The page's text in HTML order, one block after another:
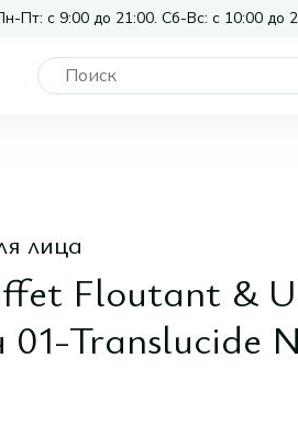
Пт: с 9:00 до 21:00. Сб-Вс: с 10:00 до
лица
Floutant &
01-Translucide